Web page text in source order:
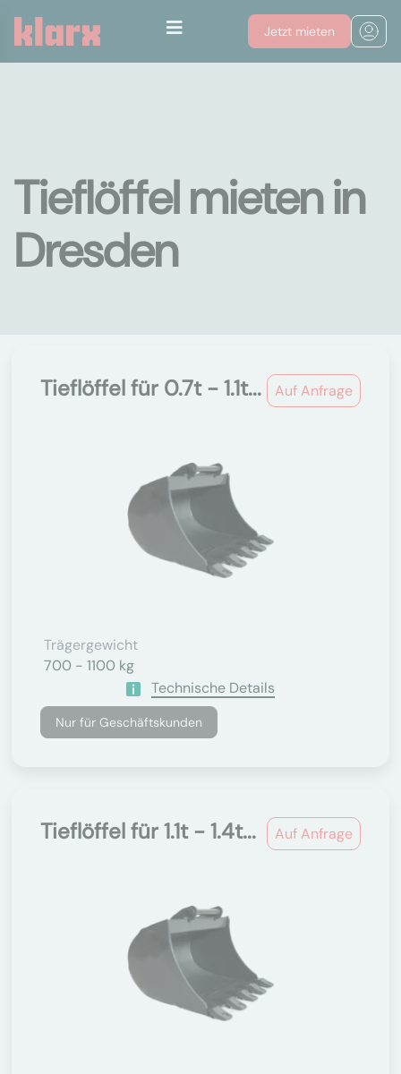
Jetzt mieten
Tieflöffel mieten in
Dresden
Auf Anfrage
Tieflöffel für 0.7t - 1.1t...
Trägergewicht
700 - 1100 kg
Technische Details
Nur für Geschäftskunden
Auf Anfrage
Tieflöffel für 1.1t - 1.4t...